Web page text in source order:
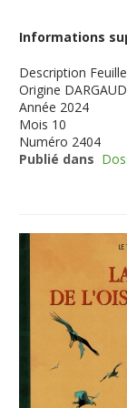
Informations
Description
Origine DARGAUD
Année 2024
Mois 10
Numéro 2404
Publié dans